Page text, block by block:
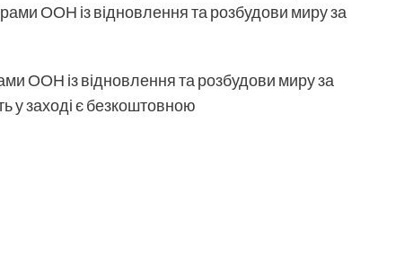
ООН із відновлення та розбудови миру за
ООН із відновлення та розбудови миру за
у заході є безкоштовною